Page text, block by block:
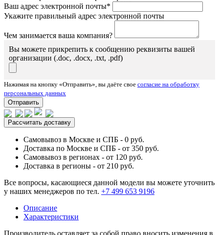
Ваш адрес электронной почты*
Укажите правильный адрес электронной почты
Чем занимается ваша компания?
Вы можете прикрепить к сообщению реквизиты вашей
организации (.doc, .docx, .txt, .pdf)
Нажимая на кнопку «Отправить», вы даёте свое согласие на обработку
персональных данных
Отправить
Рассчитать доставку
Самовывоз в Москве и СПБ - 0 руб.
Доставка по Москве и СПБ - от 350 руб.
Самовывоз в регионах - от 120 руб.
Доставка в регионы - от 210 руб.
Все вопросы, касающиеся данной модели вы можете уточнить
у наших менеджеров по тел. +7 499 653 9196
Описание
Характеристики
Производитель оставляет за собой право вносить изменения в